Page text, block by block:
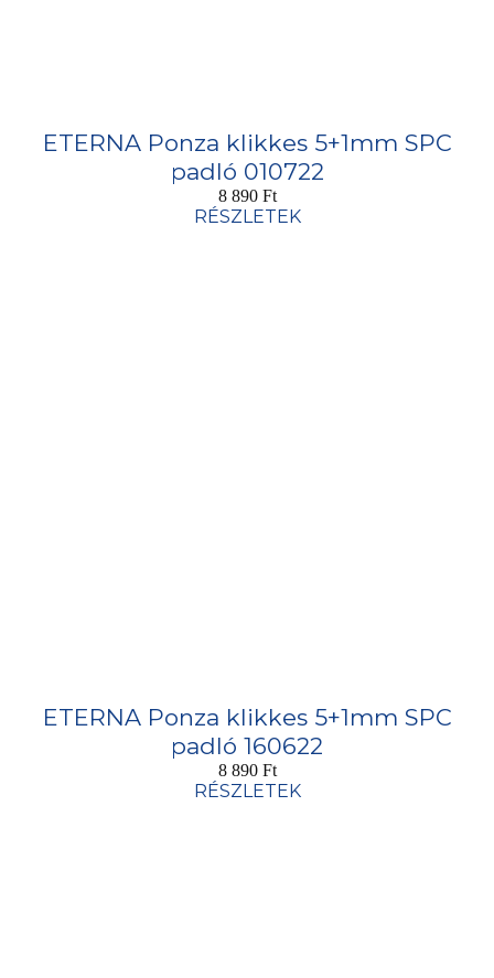
ETERNA Ponza klikkes 5+1mm SPC
padló 010722
8 890 Ft
RÉSZLETEK
ETERNA Ponza klikkes 5+1mm SPC
padló 160622
8 890 Ft
RÉSZLETEK